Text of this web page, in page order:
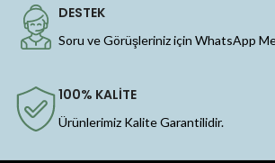
DESTEK
Soru ve Görüşleriniz için WhatsApp
100% KALİTE
Ürünlerimiz Kalite Garantilidir.